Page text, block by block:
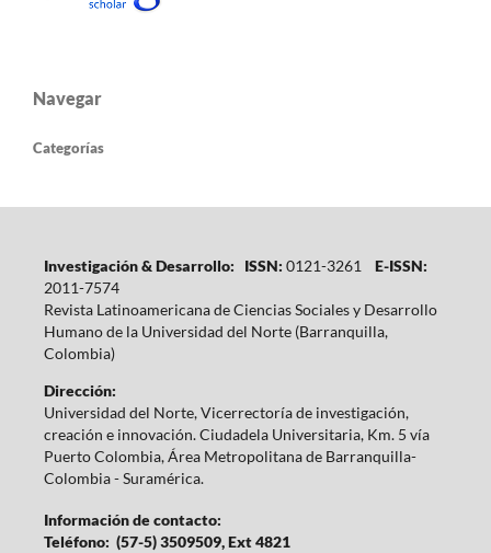
Navegar
Categorías
Investigación & Desarrollo: ISSN: 0121-3261
E-ISSN:
2011-7574
Revista Latinoamericana de Ciencias Sociales y Desarrollo
Humano de la Universidad del Norte (Barranquilla,
Colombia)
Dirección:
Universidad del Norte, Vicerrectoría de investigación,
creación e innovación. Ciudadela Universitaria, Km. 5 vía
Puerto Colombia, Área Metropolitana de Barranquilla-
Colombia - Suramérica.
Información de contacto:
Teléfono: (57-5) 3509509, Ext 4821